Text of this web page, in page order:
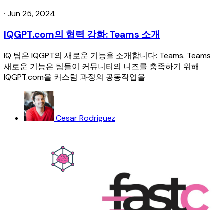
· Jun 25, 2024
IQGPT.com의 협력 강화: Teams 소개
IQ 팀은 IQGPT의 새로운 기능을 소개합니다: Teams. Teams
새로운 기능은 팀들이 커뮤니티의 니즈를 충족하기 위해
IQGPT.com을 커스텀 과정의 공동작업을
Cesar Rodriguez